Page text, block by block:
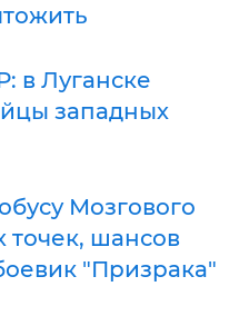
в Луганске
западных
Мозгового
точек, шансов
"Призрака"